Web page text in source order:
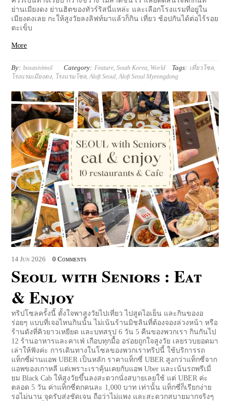
ย่านเมียงดง ย่านฮิตของทัวร์ริสนี่แหล่ะ และเลือกโรงแรมที่อยู่ใน
เมียงดงเลย กะให้สูงวัยลงลิฟท์มาแล้วก็กิน เที่ยว ช้อปกันได้ต่อไร้รอย
ตะเข็บ
More
By: bosasivimol Category: Feature,South Korea, World Tags: เที่ยวโซล,
โรงแรมเมียงดง, โรงแรมโซล,Aloft Seoul,Aloft Seoul Myeongdong
14 Jun 2026 0 Comments
Seoul with Seniors : Eat
& Enjoy
ทริปโซลครั้งนี้ ตั้งใจพาสูงวัยไปเที่ยว ไปสูดไอเย็น และกินของอ
ร่อยๆ แบบที่เจอไหนกินนั้น ไม่เน้นร้านมิชลินที่ต้องจองล่วงหน้า หรือ
ร้านดังที่คิวยาวเหยียด และบทสรุป 6 วัน 5 คืนของพวกเรา กินกันไป
12 ร้านอาหารและคาเฟ่ เกือบทุกมื้อ อร่อยถูกใจสูงวัย เลยรวบยอดมา
เล่าให้ฟังค่ะ การเดินทางในโซลของพวกเราทริปนี้ ใช้บริการรถ
แท็กซี่ผ่านแอพ UBER เป็นหลัก ราคาแท็กซี่ UBER สูงกว่าแท็กซี่จาก
แอพของเกาหลี แต่เพราะเราคุ้นเคยกับแอพ Uber และเน้นรถพรีเมี่
ยม Black Cab ให้สูงวัยขึ้นลงสะดวกนั่งสบายเลยใช้ แต่ UBER ค่ะ
ตลอด 5 วัน ค่าแท็กซี่ตกคนละ 1,000 บาท เท่านั้น แท็กซี่ก็เรียกง่าย
รอไม่นาน จุดรับส่งชัดเจน ถือว่าไม่แพง และสะดวกสบายมากจริงๆ